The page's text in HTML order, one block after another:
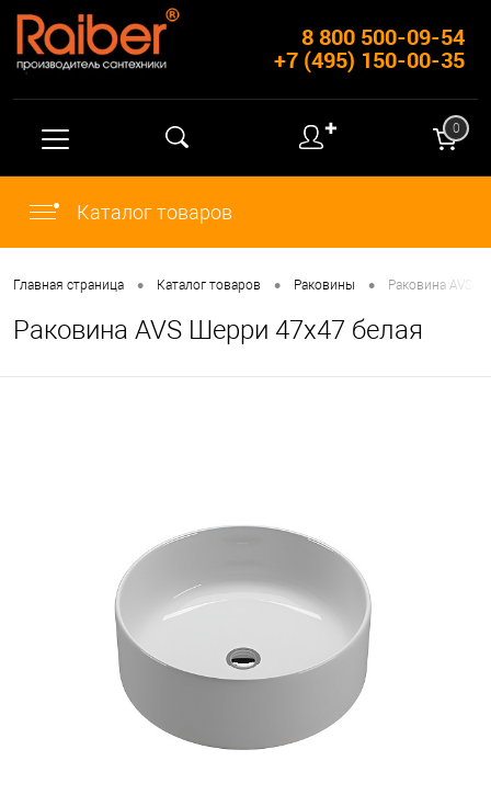
8 800 500-09-54
+7 (495) 150-00-35
✚ 0
Каталог товаров
Главная страница • Каталог товаров • Раковины • Раковина AVS
Раковина AVS Шерри 47х47 белая